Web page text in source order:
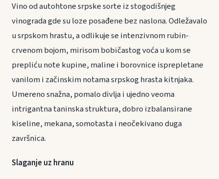
Vino od autohtone srpske sorte iz stogodišnjeg
vinograda gde su loze posađene bez naslona. Odležavalo
u srpskom hrastu, a odlikuje se intenzivnom rubin-
crvenom bojom, mirisom bobičastog voća u kom se
prepliću note kupine, maline i borovnice isprepletane
vanilom i začinskim notama srpskog hrasta kitnjaka.
Umereno snažna, pomalo divlja i ujedno veoma
intrigantna taninska struktura, dobro izbalansirane
kiseline, mekana, somotasta i neočekivano duga
završnica.
Slaganje uz hranu